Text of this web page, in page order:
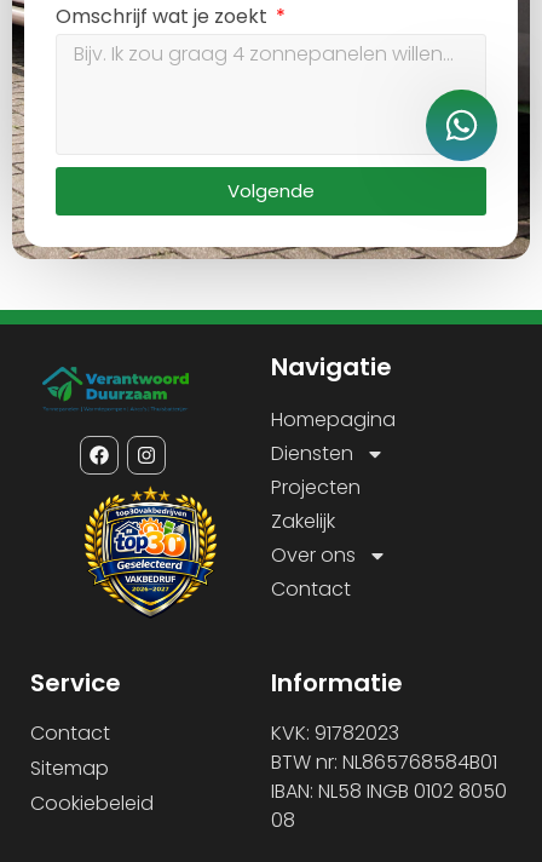
Omschrijf wat je zoekt
Volgende
Navigatie
Homepagina
Diensten
Projecten
Zakelijk
Over ons
Contact
Service
Contact
Sitemap
Cookiebeleid
Informatie
KVK: 91782023
BTW nr: NL865768584B01
IBAN: NL58 INGB 0102 8050
08